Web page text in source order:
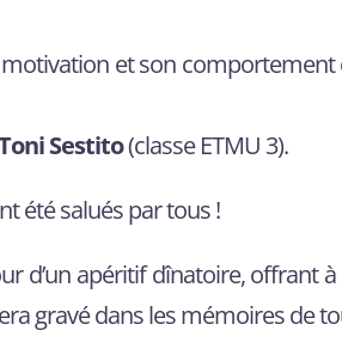
et son comportement
Sestito(classe ETMU 3).
été salués par tous !
d’un apéritif dînatoire, offrant
gravé dans les mémoires de